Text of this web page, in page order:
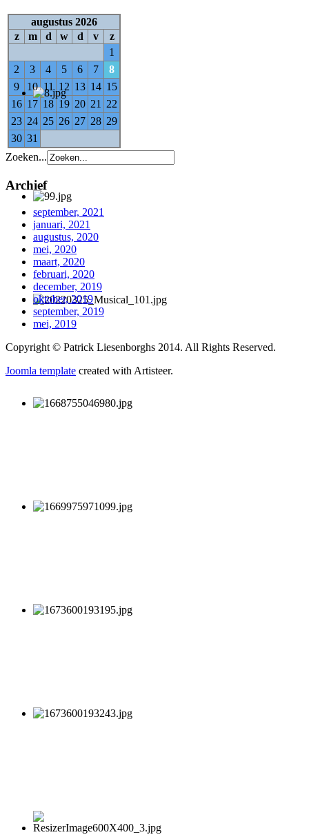
augustus 2026
z
m d w d v
z
1
2
3 4 5 6 7
8
9
10 11 12 13 14 15
16 17 18 19 20 21
22
23 24 25 26 27 28 29
30 31
Zoeken...
Archief
september, 2021
januari, 2021
augustus, 2020
mei, 2020
maart, 2020
februari, 2020
december, 2019
oktober, 2019
september, 2019
mei, 2019
Copyright © Patrick Liesenborghs 2014. All Rights Reserved.
Joomla template created with Artisteer.